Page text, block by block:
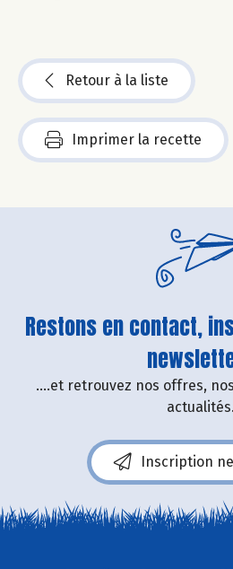
Retour à la liste
Imprimer la recette
Restons en contact,
....et retrouvez nos offres,
actualités.
Inscription